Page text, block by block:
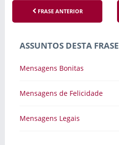
FRASE ANTERIOR
ASSUNTOS DESTA FRASE
Mensagens Bonitas
Mensagens de Felicidade
Mensagens Legais